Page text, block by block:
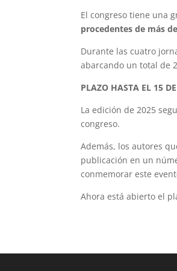
El congreso tiene una
procedentes de más
Durante las cuatro
abarcando un total de
PLAZO HASTA EL 15
La edición de 2025
congreso.
Además, los autores
publicación en un
conmemorar este
Ahora está abierto el